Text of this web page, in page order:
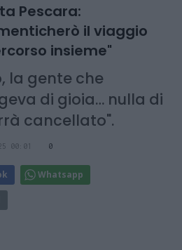
Pescara:
il viaggio
insieme"
la gente che
di gioia… nulla di
cancellato".
00:01 0
Whatsapp